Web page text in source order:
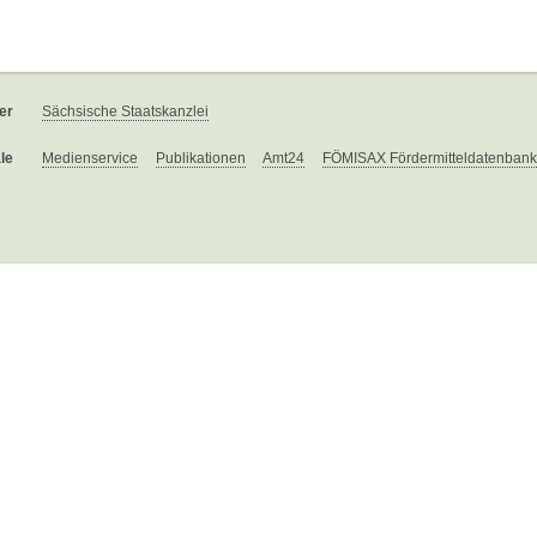
Sächsische Staatskanzlei
Medienservice Publikationen Amt24 FÖMISAX Fördermitteldatenbank